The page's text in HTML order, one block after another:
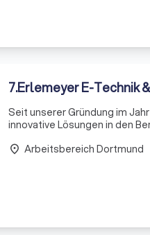
7.Erlemeyer E-Technik
Seit unserer Gründung im
innovative Lösungen in den
anzubieten, di
place Arbeitsbereich Dortmund